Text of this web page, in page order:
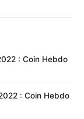
: Coin Hebdo
: Coin Hebdo